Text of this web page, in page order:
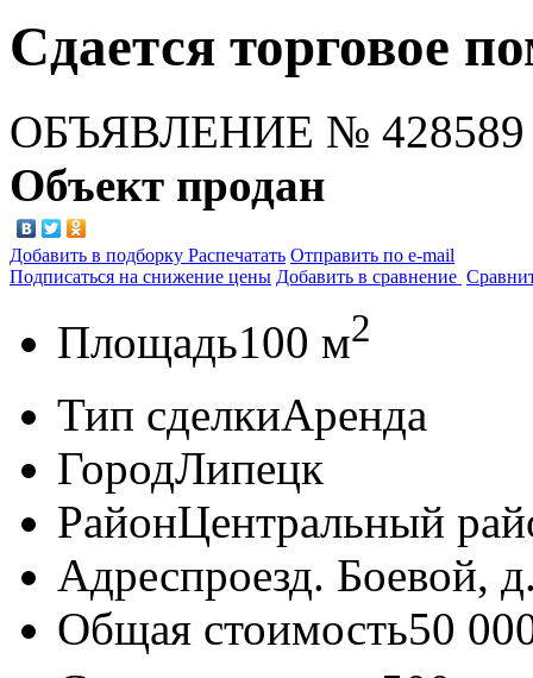
Сдается торговое
ОБЪЯВЛЕНИЕ № 428589
Объект продан
Добавить в подборку Распечатать Отправить по e-mail
Подписаться на снижение цены Добавить в сравнение
Площадь100 м2
Тип сделкиАренда
ГородЛипецк
РайонЦентральный
Адреспроезд. Боевой,
Общая стоимость50